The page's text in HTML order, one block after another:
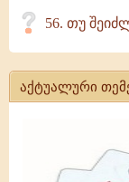
56. თუ
აქტუალური